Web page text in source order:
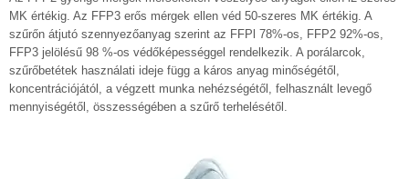
MK értékig. Az FFP3 erős mérgek ellen véd 50-szeres MK értékig. A
szűrőn átjutó szennyezőanyag szerint az FFPl 78%-os, FFP2 92%-os,
FFP3 jelölésű 98 %-os védőképességgel rendelkezik. A porálarcok,
szűrőbetétek használati ideje függ a káros anyag minőségétől,
koncentrációjától, a végzett munka nehézségétől, felhasznált levegő
mennyiségétől, összességében a szűrő terhelésétől.